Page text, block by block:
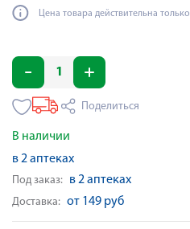
Цена товара действительна
Поделиться
В наличии
в 2 аптеках
Под заказ: в 2 аптеках
Доставка: от 149 руб